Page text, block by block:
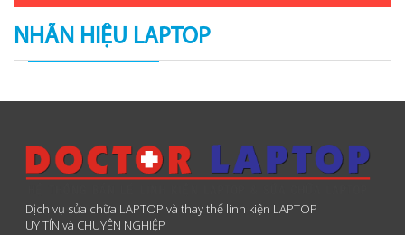
NHÃN HIỆU LAPTOP
Dịch vụ sửa chữa LAPTOP và thay thế linh kiện LAPTOP
UY TÍN và CHUYÊN NGHIỆP